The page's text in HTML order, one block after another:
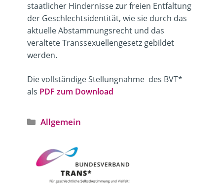
staatlicher Hindernisse zur freien Entfaltung
der Geschlechtsidentität, wie sie durch das
aktuelle Abstammungsrecht und das
veraltete Transsexuellengesetz gebildet
werden.
Die vollständige Stellungnahme des BVT*
als PDF zum Download
Kategorien
Allgemein